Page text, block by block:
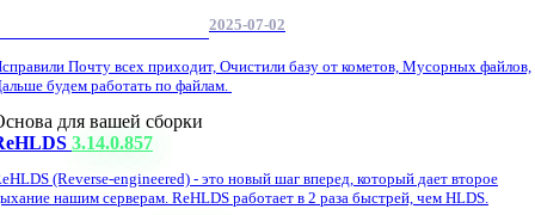
2025-07-02
Почту всех приходит, Очистили базу от кометов, Мусорных файлов,
будем работать по файлам.
для вашей сборки
3.14.0.857
(Reverse-engineered) - это новый шаг вперед, который дает второе
нашим серверам. ReHLDS работает в 2 раза быстрей, чем HLDS.